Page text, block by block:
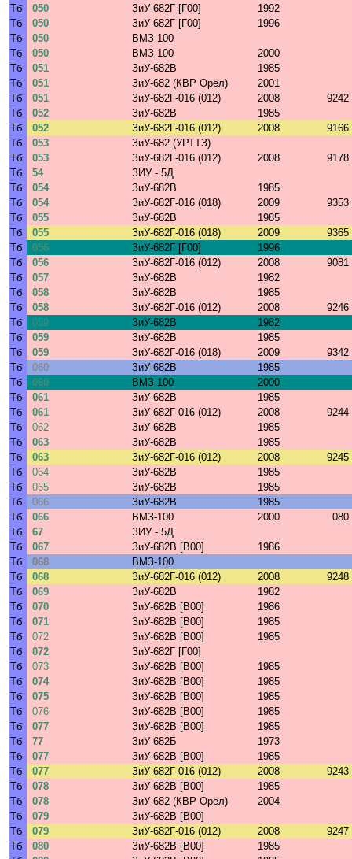
Тб
050 ЗиУ-682Г [Г00]
1992
Тб
050 ЗиУ-682Г [Г00]
1996
Тб
050
ВМЗ-100
Тб
050 ВМЗ-100
2000
Тб
051 ЗиУ-682В
1985
Тб
051 ЗиУ-682 (КВР Орёл)
2001
Тб
051 ЗиУ-682Г-016 (012) 2008
9242
Тб
052 ЗиУ-682В
1985
Тб
052 ЗиУ-682Г-016 (012) 2008
9166
Тб
053
ЗиУ-682 (УРТТЗ)
Тб
053 ЗиУ-682Г-016 (012) 2008
9178
Тб
54
ЗИУ - 5Д
Тб
054 ЗиУ-682В
1985
Тб
054 ЗиУ-682Г-016 (018) 2009
9353
Тб
055 ЗиУ-682В
1985
Тб
055 ЗиУ-682Г-016 (018) 2009
9365
Тб
056 ЗиУ-682Г [Г00]
1996
Тб
056 ЗиУ-682Г-016 (012) 2008
9081
Тб
057 ЗиУ-682В
1982
Тб
058 ЗиУ-682В
1985
Тб
058 ЗиУ-682Г-016 (012) 2008
9246
Тб
059 ЗиУ-682В
1982
Тб
059 ЗиУ-682В
1985
Тб
059 ЗиУ-682Г-016 (018) 2009
9342
Тб
060 ЗиУ-682В
1985
Тб
060 ВМЗ-100
2000
Тб
061 ЗиУ-682В
1985
Тб
061 ЗиУ-682Г-016 (012) 2008
9244
Тб
062 ЗиУ-682В
1985
Тб
063 ЗиУ-682В
1985
Тб
063 ЗиУ-682Г-016 (012) 2008
9245
Тб
064 ЗиУ-682В
1985
Тб
065 ЗиУ-682В
1985
Тб
066 ЗиУ-682В
1985
Тб
066 ВМЗ-100 2000
080
Тб
67
ЗИУ - 5Д
Тб
067 ЗиУ-682В [В00]
1986
Тб
068
ВМЗ-100
Тб
068 ЗиУ-682Г-016 (012) 2008
9248
Тб
069 ЗиУ-682В
1982
Тб
070 ЗиУ-682В [В00]
1986
Тб
071 ЗиУ-682В [В00]
1985
Тб
072 ЗиУ-682В [В00]
1985
Тб
072
ЗиУ-682Г [Г00]
Тб
073 ЗиУ-682В [В00]
1985
Тб
074 ЗиУ-682В [В00]
1985
Тб
075 ЗиУ-682В [В00]
1985
Тб
076 ЗиУ-682В [В00]
1985
Тб
077 ЗиУ-682В [В00]
1985
Тб
77 ЗиУ-682Б
1973
Тб
077 ЗиУ-682В [В00]
1985
Тб
077 ЗиУ-682Г-016 (012) 2008
9243
Тб
078 ЗиУ-682В [В00]
1985
Тб
078 ЗиУ-682 (КВР Орёл)
2004
Тб
079
ЗиУ-682В [В00]
Тб
079 ЗиУ-682Г-016 (012) 2008
9247
Тб
080 ЗиУ-682В [В00]
1985